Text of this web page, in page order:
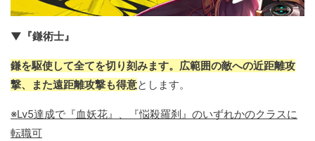
▼『鎌術士』
鎌を駆使して全てを切り刻みます。広範囲の敵への近距離攻
撃、また遠距離攻撃も得意とします。
※Lv5達成で『血妖花』、『悩殺羅刹』のいずれかのクラスに
転職可